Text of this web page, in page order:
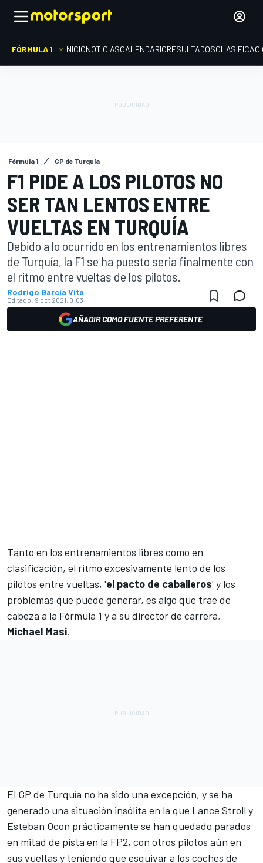
FÓRMULA 1 INICIONOTICIASCALENDARIORESULTADOS
Fórmula 1 GP de Turquía
F1 PIDE A LOS PILOTOS NO
SER TAN LENTOS ENTRE
VUELTAS EN TURQUÍA
Debido a lo ocurrido en los entrenamientos libres
de Turquía, la F1 se ha puesto seria finalmente con
el ritmo entre vueltas de los pilotos.
Rodrigo García Vita
Editado: 9 oct 2021, 0:03
AÑADIR COMO FUENTE PREFERENTE
Tanto en los entrenamientos libres como en
clasificación, el ritmo excesivamente lento de los
pilotos entre vueltas, 'el pacto de caballeros' y los
problemas que puede generar, es algo que trae de
cabeza a la Fórmula 1 y a su director de carrera,
Michael Masi.
El GP de Turquía no ha sido una excepción, y se ha
generado una situación insólita en la que Lance Stroll y
Esteban Ocon prácticamente se han quedado parados
en mitad de pista en la FP2, con otros pilotos aún en
sus vueltas y teniendo que esquivar a los coches de